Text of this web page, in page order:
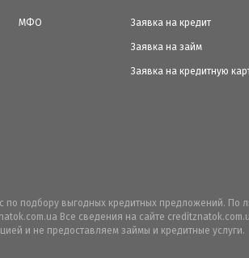
МФО Заявка на кредит
Заявка на займ
Заявка на кредитную
подбору выгодных кредитных предложений. По
Все сведения на сайте
и не предоставляем займы и кредитные услуги.